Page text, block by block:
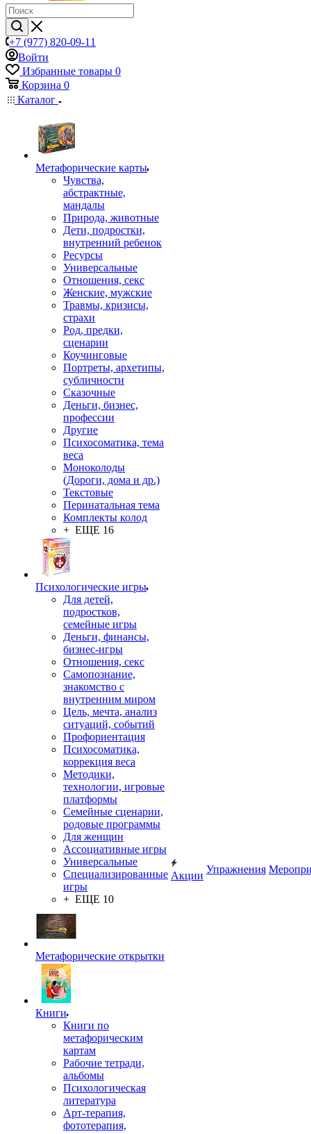
+7 (977) 820-09-11
Войти
Избранные товары 0
Корзина 0
Каталог
Mетафорические карты
Чувства,
абстрактные,
мандалы
Природа, животные
Дети, подростки,
внутренний ребенок
Ресурсы
Универсальные
Отношения, секс
Женские, мужские
Травмы, кризисы,
страхи
Род, предки,
сценарии
Коучинговые
Портреты, архетипы,
субличности
Сказочные
Деньги, бизнес,
профессии
Другие
Психосоматика, тема
веса
Моноколоды
(Дороги, дома и др.)
Текстовые
Перинатальная тема
Комплекты колод
+ ЕЩЕ 16
Психологические игры
Для детей,
подростков,
семейные игры
Деньги, финансы,
бизнес-игры
Отношения, секс
Самопознание,
знакомство с
внутренним миром
Цель, мечта, анализ
ситуаций, событий
Профориентация
Психосоматика,
коррекция веса
Методики,
технологии, игровые
платформы
Семейные сценарии,
родовые программы
Для женщин
Ассоциативные игры
Универсальные
Специализированные
игры
+ ЕЩЕ 10
Метафорические открытки
Книги
Книги по
метафорическим
картам
Рабочие тетради,
альбомы
Психологическая
литература
Арт-терапия,
фототерапия,
Акции
Упражнения